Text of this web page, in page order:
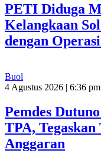
PETI Diduga
Kelangkaan
dengan
Buol
4 Agustus 2026 | 6:36 pm
Pemdes
TPA,
Anggaran